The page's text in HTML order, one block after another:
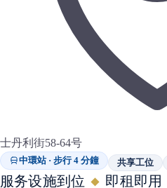
士丹利街58-64号
中環站 · 步行 4 分鐘 共享工位
服务设施到位 ◆ 即租即用